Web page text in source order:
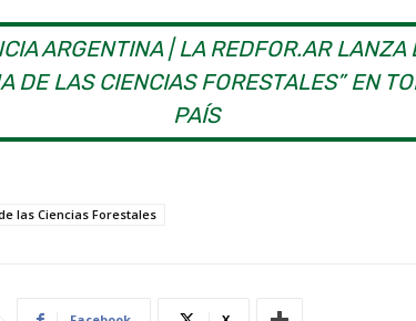
ARGENTINA | LA REDFOR.AR LANZA
DE LAS CIENCIAS FORESTALES” EN
PAÍS
las Ciencias Forestales